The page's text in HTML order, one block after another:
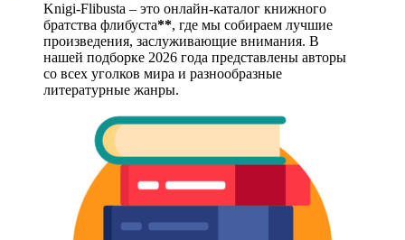
Knigi-Flibusta – это онлайн-каталог книжного
братства флибуста**, где мы собираем лучшие
произведения, заслуживающие внимания. В
нашей подборке 2026 года представлены авторы
со всех уголков мира и разнообразные
литературные жанры.